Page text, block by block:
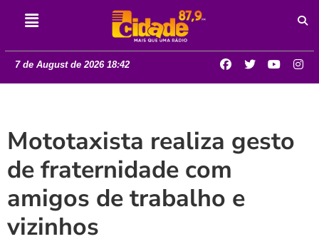
7 de August de 2026 18:42
Mototaxista realiza gesto
de fraternidade com
amigos de trabalho e
vizinhos